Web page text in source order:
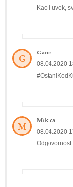
Kao i uvek,
G Gane
08.04.2020
M Mikica
08.04.2020
Odgovornost